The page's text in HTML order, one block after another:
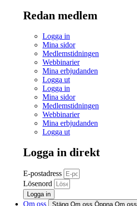
Redan medlem
Logga in
Mina sidor
Medlemstidningen
Webbinarier
Mina erbjudanden
Logga ut
Logga in
Mina sidor
Medlemstidningen
Webbinarier
Mina erbjudanden
Logga ut
Logga in direkt
E-postadress
Lösenord
Logga in
Om oss Stäng Om oss Öppna Om oss